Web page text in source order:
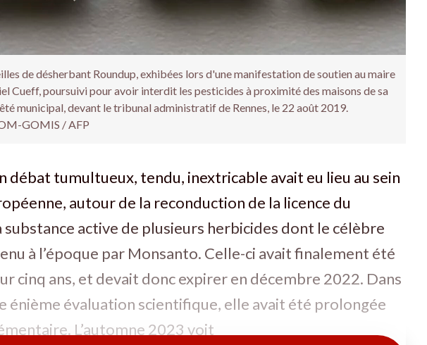
de désherbant Roundup, exhibées lors d'une manifestation de soutien au maire
Cueff, poursuivi pour avoir interdit les pesticides à proximité des maisons de sa
municipal, devant le tribunal administratif de Rennes, le 22 août 2019.
GOMIS / AFP
débat tumultueux, tendu, inextricable avait eu lieu au sein
autour de la reconduction de la licence du
substance active de plusieurs herbicides dont le célèbre
à l’époque par Monsanto. Celle-ci avait finalement été
cinq ans, et devait donc expirer en décembre 2022. Dans
énième évaluation scientifique, elle avait été prolongée
L’automne 2023 voit